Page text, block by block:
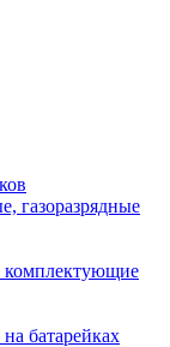
газоразрядные
комплектующие
батарейках